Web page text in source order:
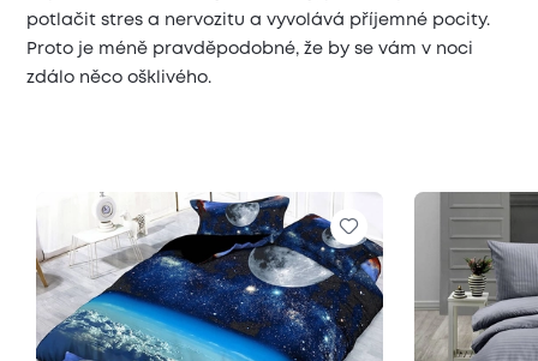
potlačit stres a nervozitu a vyvolává příjemné pocity.
Proto je méně pravděpodobné, že by se vám v noci
zdálo něco ošklivého.